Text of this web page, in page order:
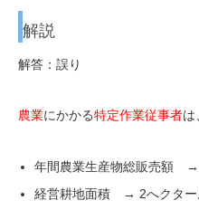
解説
解答：誤り
農業にかかる特定作業従事者は
年間農業生産物総販売額
経営耕地面積 → 2へクター